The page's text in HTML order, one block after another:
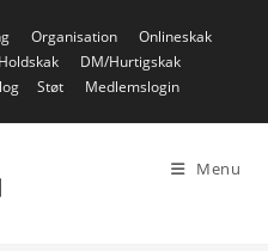
Organisation
Onlineskak
Holdskak
DM/Hurtigskak
Støt Medlemslogin
Menu